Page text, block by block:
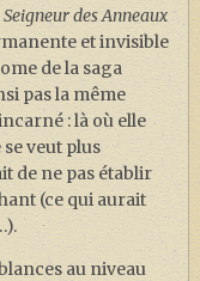
Seigneur des Anneaux
et invisible
de la saga
pas la même
: là où elle
se veut plus
de ne pas établir
(ce qui aurait
au niveau